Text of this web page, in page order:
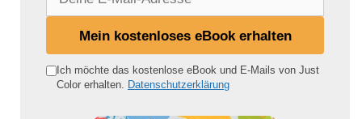
e
Mein kostenloses eBook erhalten
Ich möchte das kostenlose eBook und E-Mails von Just
Color erhalten. Datenschutzerklärung